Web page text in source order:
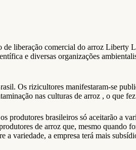
liberação comercial do arroz Liberty
e diversas organizações
Os rizicultores manifestaram-se
nas culturas de arroz , o que
produtores brasileiros só aceitarão a
de arroz que, mesmo quando
variedade, a empresa terá mais